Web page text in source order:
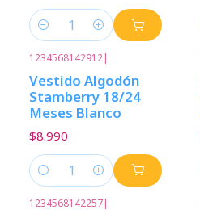
Cantidad
1234568142912|
Vestido Algodón
Stamberry 18/24
Meses Blanco
$8.990
Cantidad
1234568142257|